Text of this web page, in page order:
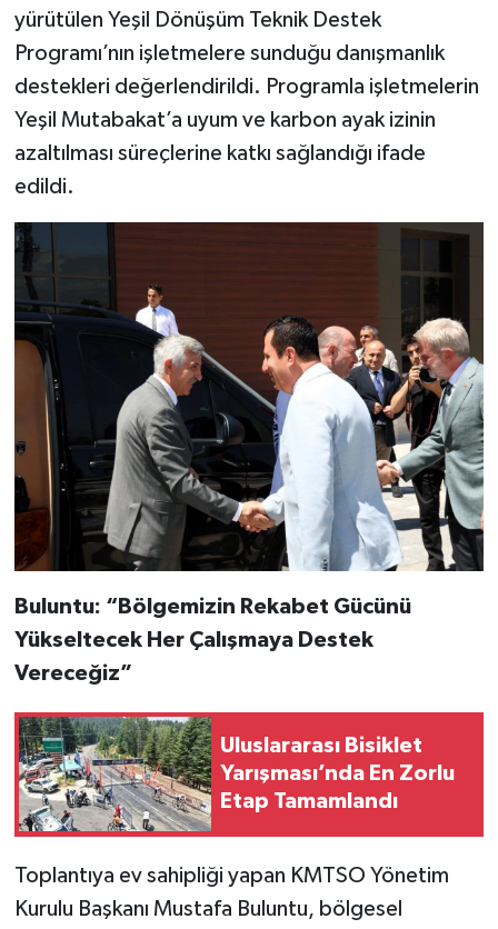
yürütülen Yeşil Dönüşüm Teknik Destek
Programı’nın işletmelere sunduğu danışmanlık
destekleri değerlendirildi. Programla işletmelerin
Yeşil Mutabakat’a uyum ve karbon ayak izinin
azaltılması süreçlerine katkı sağlandığı ifade
edildi.
Buluntu: “Bölgemizin Rekabet Gücünü
Yükseltecek Her Çalışmaya Destek
Vereceğiz”
Uluslararası Bisiklet
Yarışması’nda En Zorlu
Etap Tamamlandı
Toplantıya ev sahipliği yapan KMTSO Yönetim
Kurulu Başkanı Mustafa Buluntu, bölgesel